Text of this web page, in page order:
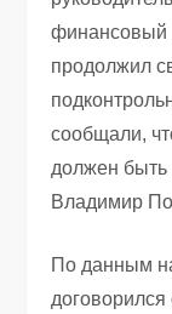
финансовый
продолжил
сообщали,
должен быть
Владимир
По данным